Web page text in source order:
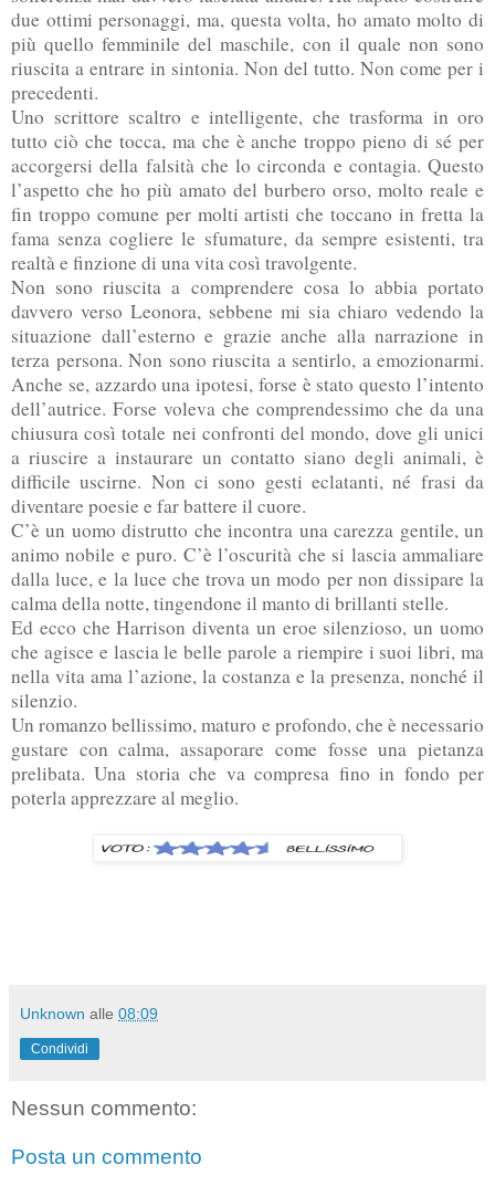
due ottimi personaggi, ma, questa volta, ho amato molto di
più quello femminile del maschile, con il quale non sono
riuscita a entrare in sintonia. Non del tutto. Non come per i
precedenti.
Uno scrittore scaltro e intelligente, che trasforma in oro
tutto ciò che tocca, ma che è anche troppo pieno di sé per
accorgersi della falsità che lo circonda e contagia. Questo
l’aspetto che ho più amato del burbero orso, molto reale e
fin troppo comune per molti artisti che toccano in fretta la
fama senza cogliere le sfumature, da sempre esistenti, tra
realtà e finzione di una vita così travolgente.
Non sono riuscita a comprendere cosa lo abbia portato
davvero verso Leonora, sebbene mi sia chiaro vedendo la
situazione dall’esterno e grazie anche alla narrazione in
terza persona. Non sono riuscita a sentirlo, a emozionarmi.
Anche se, azzardo una ipotesi, forse è stato questo l’intento
dell’autrice. Forse voleva che comprendessimo che da una
chiusura così totale nei confronti del mondo, dove gli unici
a riuscire a instaurare un contatto siano degli animali, è
difficile uscirne. Non ci sono gesti eclatanti, né frasi da
diventare poesie e far battere il cuore.
C’è un uomo distrutto che incontra una carezza gentile, un
animo nobile e puro. C’è l’oscurità che si lascia ammaliare
dalla luce, e la luce che trova un modo per non dissipare la
calma della notte, tingendone il manto di brillanti stelle.
Ed ecco che Harrison diventa un eroe silenzioso, un uomo
che agisce e lascia le belle parole a riempire i suoi libri, ma
nella vita ama l’azione, la costanza e la presenza, nonché il
silenzio.
Un romanzo bellissimo, maturo e profondo, che è necessario
gustare con calma, assaporare come fosse una pietanza
prelibata. Una storia che va compresa fino in fondo per
poterla apprezzare al meglio.
Unknown alle 08:09
Condividi
Nessun commento:
Posta un commento